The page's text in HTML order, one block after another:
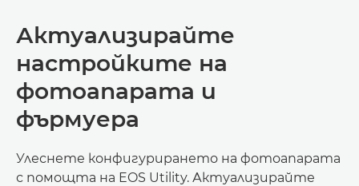
Актуализирайте
настройките на
фотоапарата и
фърмуера
Улеснете конфигурирането на фотоапарата
с помощта на EOS Utility. Актуализирайте